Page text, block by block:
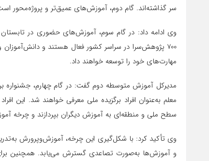
سر گذاشته‌اند. گام دوم، آموزش‌های عمیق‌تر و پروژه‌محور
وی ادامه داد: در گام سوم، آموزش‌های حضوری در
700 پژوهش‌سرا در سراسر کشور فعال هستند و
مهارت‌های خود را توسعه خواهند داد.
معلم به‌عنوان افراد برگزیده ملی معرفی خواهند شد.
سطح ملی و منطقه‌ای به آموزش دیگران بپردازند و چرخه
وی تأکید کرد: با شکل‌گیری این چرخه، آموزش‌وپرورش
و آموزش‌ها به‌صورت تصاعدی گسترش می‌یابد. همچنین